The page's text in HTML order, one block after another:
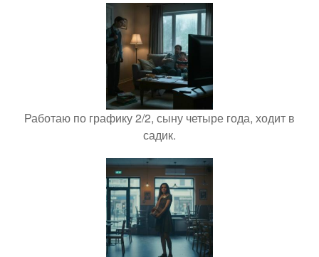
Работаю по графику 2/2, сыну четыре года, ходит в
садик.